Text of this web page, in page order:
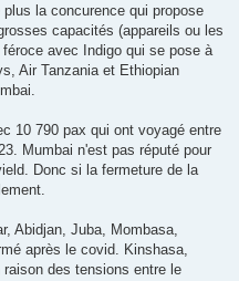
la concurence qui propose
capacités (appareils ou les
avec Indigo qui se pose à
Air Tanzania et Ethiopian
10 790 pax qui ont voyagé entre
Mumbai n'est pas réputé pour
Donc si la fermeture de la
Abidjan, Juba, Mombasa,
après le covid. Kinshasa,
des tensions entre le